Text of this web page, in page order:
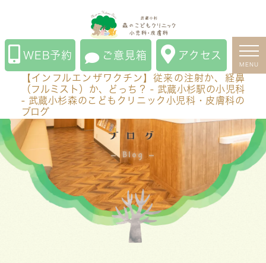
【インフルエンザワクチン】従来の注射か、経鼻（フル
ミスト）か、どっち？ - 武蔵小杉駅の小児科 - 武蔵小杉
森のこどもクリニック小児科・皮膚科のブログ
WEB予約 ご意見箱 アクセス
MENU
【インフルエンザワクチン】従来の注射か、経鼻
（フルミスト）か、どっち？ - 武蔵小杉駅の小児科
- 武蔵小杉森のこどもクリニック小児科・皮膚科の
ブログ
ブログ
Blog